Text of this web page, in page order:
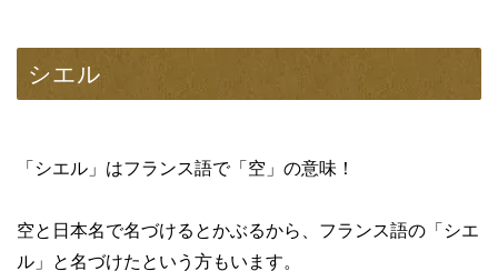
シエル
「シエル」はフランス語で「空」の意味！
空と日本名で名づけるとかぶるから、フランス語の「シエ
ル」と名づけたという方もいます。